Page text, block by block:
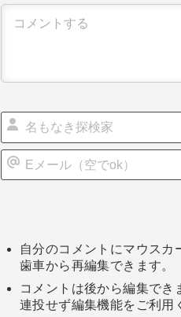
自分のコメントにマウス
歯車から再編集できます。
コメントは後から編集でき
連投せず編集機能をご利用